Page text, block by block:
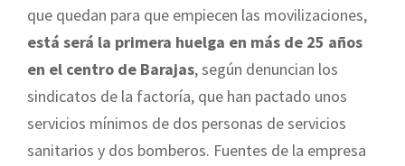
que quedan para que empiecen las movilizaciones,
está será la primera huelga en más de 25 años
en el centro de Barajas, según denuncian los
sindicatos de la factoría, que han pactado unos
servicios mínimos de dos personas de servicios
sanitarios y dos bomberos. Fuentes de la empresa